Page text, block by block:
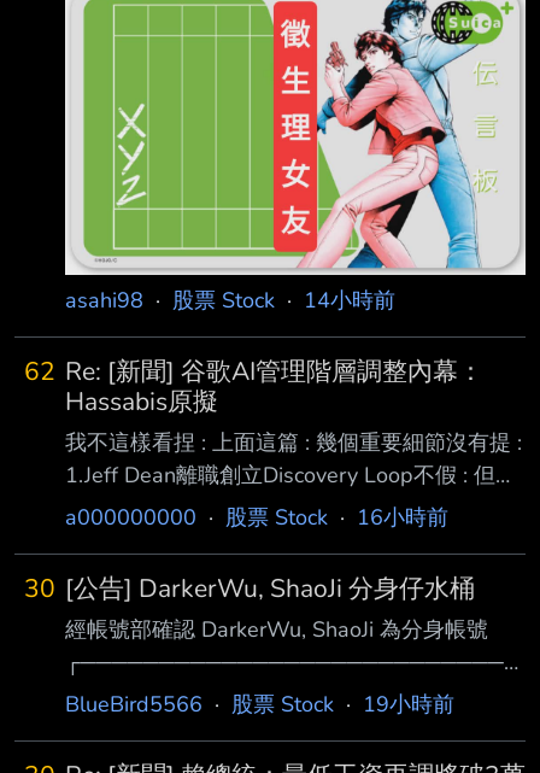
2026/08/08 10:20 記者署名：吳佩樺 原文內
容： 市場普遍預期，蘋果將在9月發表會調漲
iPhone 18 Pro系列等新機售價，屆時也不排除
連 帶調整舊款iPhone價格。不過，最新爆料指
出，iPhone 17系列可能不用等到9月，最快下
週就會提前漲價。 微博爆料iPhone 17下週就
漲？ 中國微博知名爆料帳號「定焦數碼」最新
asahi98 · 股票 Stock · 14小時前
62 Re: [新聞] 谷歌AI管理階層調整內幕：
Hassabis原擬
我不這樣看捏 : 上面這篇 : 幾個重要細節沒有提 :
1.Jeff Dean離職創立Discovery Loop不假 : 但母
公司GOOGLE是其重要投資人 : 且提供
術分享協議 : 因此這並非是叛逃事件 這種事情叫
做外放 蔡力行從GG跑去GG旗下的大腸能 請問
蔡力行hen喜歡大腸嗎? : 另外補個人想法 :
GOOGL是我個人重要持股之一 : 因此也時常關
心他的進度跟消息 : 現在壞消息滿天飛 : 目前也
是一直在巴菲特防線上掙扎 : 相對可能
a000000000 · 股票 Stock · 16小時前
30 [公告] DarkerWu, ShaoJi 分身仔水桶
經帳號部確認 DarkerWu, ShaoJi 為分身帳號
┌────────────────────────────
─────────┐ │ 文章代碼(AID): #1gTpPgRs
│ 文章網址:
BlueBird5566 · 股票 Stock · 19小時前